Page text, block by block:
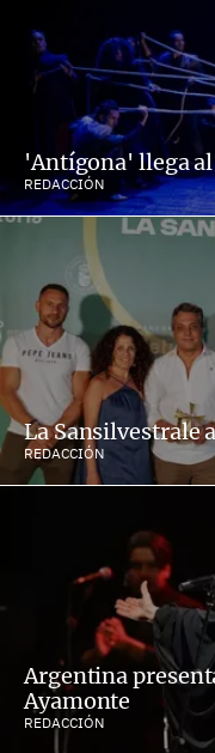
'Antígona' llega
REDACCIÓN
La Sansilvestrale
REDACCIÓN
Argentina
Ayamonte
REDACCIÓN